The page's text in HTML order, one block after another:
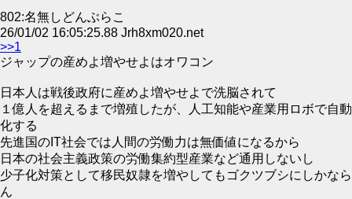
802:名無しどんぶらこ
26/01/02 16:05:25.88 Jrh8xm020.net
>>1
ジャップの産めよ増やせよはオワコン
日本人は戦後政府に産めよ増やせよで洗脳されて
１億人を超えるまで増殖したが、人工知能や産業用ロボで自動
化する
先進国のIT社会では人間の労働力は無価値になるから
日本の社会主義政策の労働集約型産業など通用しないし
少子化対策として移民奴隷を増やしてもゴクツブシにしかなら
ん